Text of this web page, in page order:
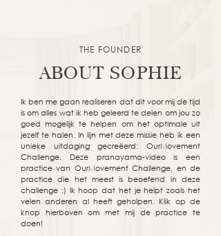
THE FOUNDER
ABOUT SOPHIE
Ik ben me gaan realiseren dat dit voor mij de tijd
is om alles wat ik heb geleerd te delen om jou zo
goed mogelijk te helpen om het optimale uit
jezelf te halen. In lijn met deze missie heb ik een
unieke uitdaging gecreëerd: OurMovement
Challenge. Deze pranayama-video is een
practice van OurMovement Challenge, en de
practice die het meest is beoefend in deze
challenge :) Ik hoop dat het je helpt zoals het
velen anderen al heeft geholpen. Klik op de
knop hierboven om met mij de practice te
doen!